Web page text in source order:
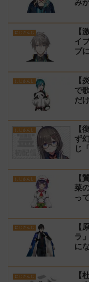
み
にじさんじ
【
イ
ブ
にじさんじ
【
で
だ
にじさんじ
【
ず
じ
にじさんじ
【
菜
っ
イ
にじさんじ
【
ラ
に
にじさんじ
【